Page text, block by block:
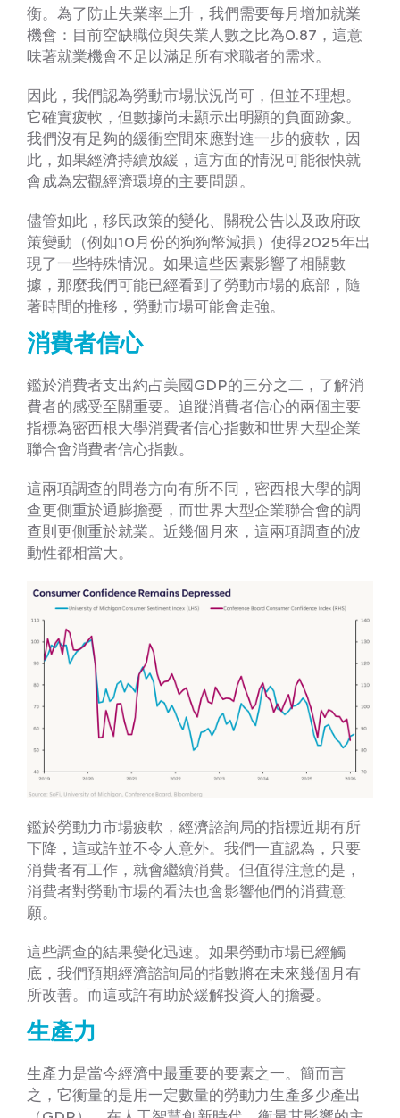
衡。為了防止失業率上升，我們需要每月增加就業
機會：目前空缺職位與失業人數之比為0.87，這意
味著就業機會不足以滿足所有求職者的需求。
因此，我們認為勞動市場狀況尚可，但並不理想。
它確實疲軟，但數據尚未顯示出明顯的負面跡象。
我們沒有足夠的緩衝空間來應對進一步的疲軟，因
此，如果經濟持續放緩，這方面的情況可能很快就
會成為宏觀經濟環境的主要問題。
儘管如此，移民政策的變化、關稅公告以及政府政
策變動（例如10月份的狗狗幣減損）使得2025年出
現了一些特殊情況。如果這些因素影響了相關數
據，那麼我們可能已經看到了勞動市場的底部，隨
著時間的推移，勞動市場可能會走強。
消費者信心
鑑於消費者支出約占美國GDP的三分之二，了解消
費者的感受至關重要。追蹤消費者信心的兩個主要
指標為密西根大學消費者信心指數和世界大型企業
聯合會消費者信心指數。
這兩項調查的問卷方向有所不同，密西根大學的調
查更側重於通膨擔憂，而世界大型企業聯合會的調
查則更側重於就業。近幾個月來，這兩項調查的波
動性都相當大。
鑑於勞動力市場疲軟，經濟諮詢局的指標近期有所
下降，這或許並不令人意外。我們一直認為，只要
消費者有工作，就會繼續消費。但值得注意的是，
消費者對勞動市場的看法也會影響他們的消費意
願。
這些調查的結果變化迅速。如果勞動市場已經觸
底，我們預期經濟諮詢局的指數將在未來幾個月有
所改善。而這或許有助於緩解投資人的擔憂。
生產力
生產力是當今經濟中最重要的要素之一。簡而言
之，它衡量的是用一定數量的勞動力生產多少產出